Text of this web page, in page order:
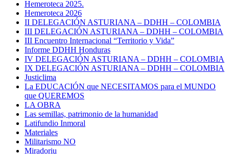
Hemeroteca 2025.
Hemeroteca 2026
II DELEGACIÓN ASTURIANA – DDHH – COLOMBIA
III DELEGACIÓN ASTURIANA – DDHH – COLOMBIA
III Encuentro Internacional “Territorio y Vida”
Informe DDHH Honduras
IV DELEGACIÓN ASTURIANA – DDHH – COLOMBIA
IX DELEGACIÓN ASTURIANA – DDHH – COLOMBIA
Justiclima
La EDUCACIÓN que NECESITAMOS para el MUNDO
que QUEREMOS
LA OBRA
Las semillas, patrimonio de la humanidad
Latifundio Inmoral
Materiales
Militarismo NO
Miradoriu